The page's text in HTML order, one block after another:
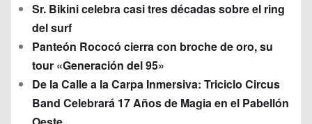
Sr. Bikini celebra casi tres décadas sobre el ring
del surf
Panteón Rococó cierra con broche de oro, su
tour «Generación del 95»
De la Calle a la Carpa Inmersiva: Triciclo Circus
Band Celebrará 17 Años de Magia en el Pabellón